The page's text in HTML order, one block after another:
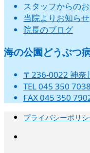
スタッフからの
当院よりお知らせ
院長のブログ
海の公園どうぶつ
〒236-0022 神奈
TEL 045 350 7038
FAX 045 350
プライバシーポリ